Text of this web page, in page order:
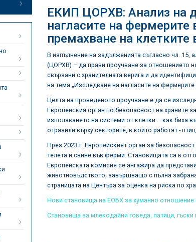
ЕКИП ЦОРХВ: Анализ на
нагласите на
премахване на
В изпълнение на задълженията съгласно чл. 15,
(ЦОРХВ) – да прави проучване за отношението
свързани с хранителната верига и да
на тема „Изследване на нагласите на
Целта на проведеното проучване е да се
Европейския орган по безопасност на храните
използването на системи от клетки – как биха
отразили върху секторите, в които работят -
През 2023 г. Европейският орган за
телета и свине във ферми. Становищата са в
Европейската комисия се ангажира да
животновъдството, завършващо с пълна
страницата на Центъра за оценка на риска по
Нови становища на ЕОБХ за хуманно отношение
Становища за млекодайни говеда, патици, гъски